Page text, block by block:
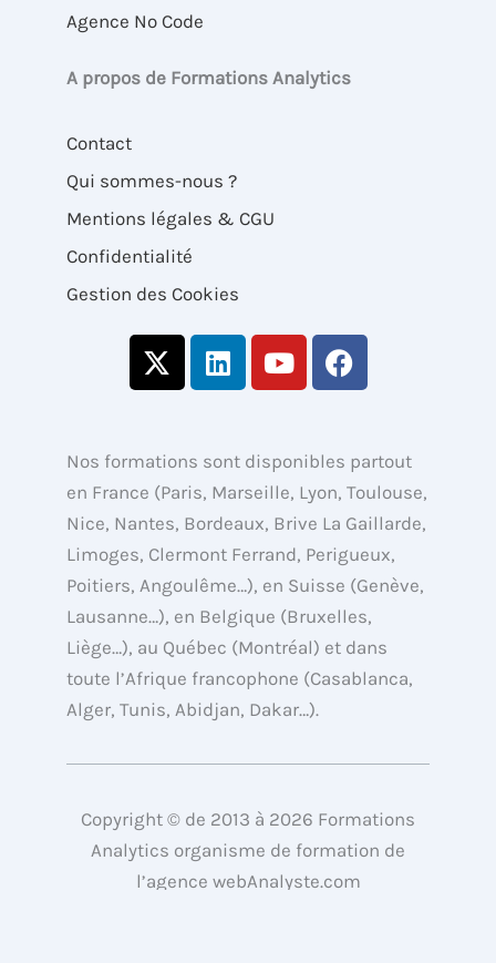
Agence No Code
A propos de Formations Analytics
Contact
Qui sommes-nous ?
Mentions légales & CGU
Confidentialité
Gestion des Cookies
X
-
i
t
t
e
r
L
i
e
d
i
n
Y
o
u
b
e
F
a
b
o
o
k
Nos formations sont disponibles partout
en France (Paris, Marseille, Lyon, Toulouse,
Nice, Nantes, Bordeaux, Brive La Gaillarde,
Limoges, Clermont Ferrand, Perigueux,
Poitiers, Angoulême…), en Suisse (Genève,
Lausanne…), en Belgique (Bruxelles,
Liège…), au Québec (Montréal) et dans
toute l’Afrique francophone (Casablanca,
Alger, Tunis, Abidjan, Dakar…).
Copyright © de 2013 à 2026 Formations
Analytics organisme de formation de
l’agence webAnalyste.com